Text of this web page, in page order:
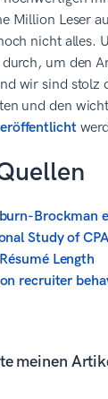
Million Leser
nicht alles.
um den
wir sind stolz
und den
Brockman
Study of
Length
recruiter
meinen